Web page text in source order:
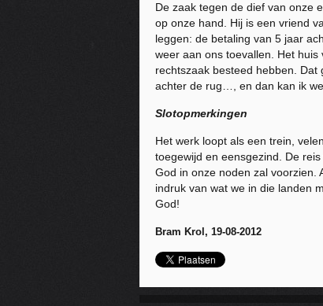
De zaak tegen de dief van onze
op onze hand. Hij is een vriend
leggen: de betaling van 5 jaar
weer aan ons toevallen. Het
rechtszaak besteed hebben.
achter de rug…, en dan kan ik
Slotopmerkingen
Het werk loopt als een trein,
toegewijd en eensgezind. De
God in onze noden zal voorzien.
indruk van wat we in die landen
God!
Bram Krol, 19-08-2012